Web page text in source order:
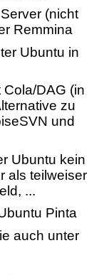
(nicht
Remmina
Ubuntu in
DAG (in
zu
und
Ubuntu kein
als teilweiser
...
Pinta
auch unter